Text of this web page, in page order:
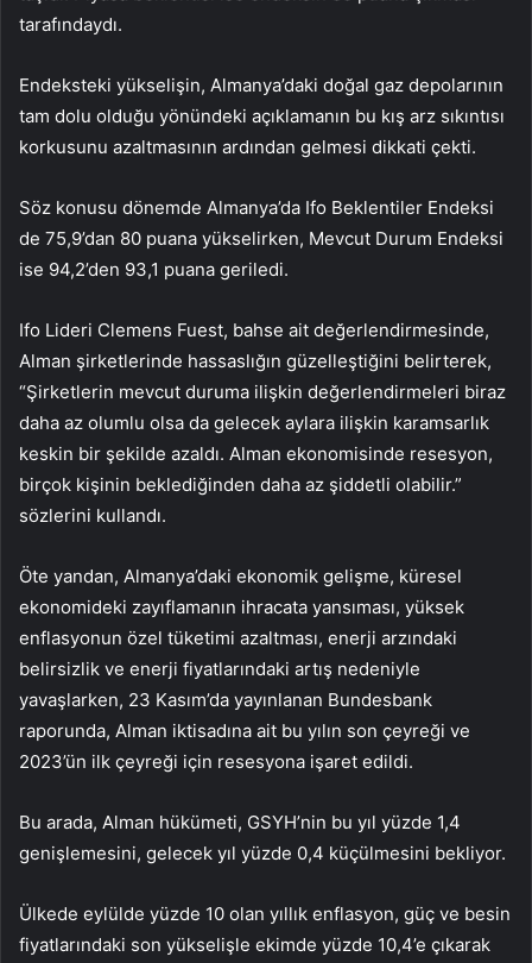
tarafındaydı.
Endeksteki yükselişin, Almanya’daki doğal gaz depolarının
tam dolu olduğu yönündeki açıklamanın bu kış arz sıkıntısı
korkusunu azaltmasının ardından gelmesi dikkati çekti.
Söz konusu dönemde Almanya’da Ifo Beklentiler Endeksi
de 75,9’dan 80 puana yükselirken, Mevcut Durum Endeksi
ise 94,2’den 93,1 puana geriledi.
Ifo Lideri Clemens Fuest, bahse ait değerlendirmesinde,
Alman şirketlerinde hassaslığın güzelleştiğini belirterek,
“Şirketlerin mevcut duruma ilişkin değerlendirmeleri biraz
daha az olumlu olsa da gelecek aylara ilişkin karamsarlık
keskin bir şekilde azaldı. Alman ekonomisinde resesyon,
birçok kişinin beklediğinden daha az şiddetli olabilir.”
sözlerini kullandı.
Öte yandan, Almanya’daki ekonomik gelişme, küresel
ekonomideki zayıflamanın ihracata yansıması, yüksek
enflasyonun özel tüketimi azaltması, enerji arzındaki
belirsizlik ve enerji fiyatlarındaki artış nedeniyle
yavaşlarken, 23 Kasım’da yayınlanan Bundesbank
raporunda, Alman iktisadına ait bu yılın son çeyreği ve
2023’ün ilk çeyreği için resesyona işaret edildi.
Bu arada, Alman hükümeti, GSYH’nin bu yıl yüzde 1,4
genişlemesini, gelecek yıl yüzde 0,4 küçülmesini bekliyor.
Ülkede eylülde yüzde 10 olan yıllık enflasyon, güç ve besin
fiyatlarındaki son yükselişle ekimde yüzde 10,4’e çıkarak